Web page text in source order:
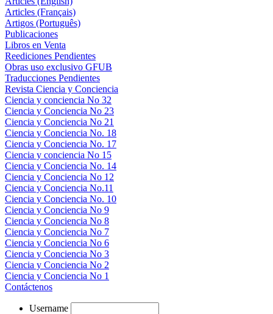
Articles (Français)
Artigos (Português)
Publicaciones
Libros en Venta
Reediciones Pendientes
Obras uso exclusivo GFUB
Traducciones Pendientes
Revista Ciencia y Conciencia
Ciencia y conciencia No 32
Ciencia y Conciencia No 23
Ciencia y Conciencia No 21
Ciencia y Conciencia No. 18
Ciencia y Conciencia No. 17
Ciencia y conciencia No 15
Ciencia y Conciencia No. 14
Ciencia y Conciencia No 12
Ciencia y Conciencia No.11
Ciencia y Conciencia No. 10
Ciencia y Conciencia No 9
Ciencia y Conciencia No 8
Ciencia y Conciencia No 7
Ciencia y Conciencia No 6
Ciencia y Conciencia No 3
Ciencia y Conciencia No 2
Ciencia y Conciencia No 1
Contáctenos
Username